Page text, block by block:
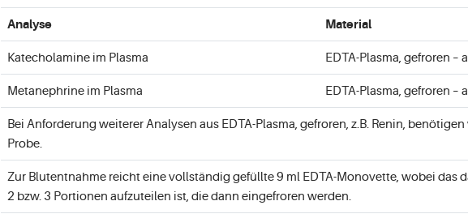
Analyse Material
Katecholamine im Plasma EDTA-Plasma, gefroren –
Metanephrine im Plasma EDTA-Plasma, gefroren –
Bei Anforderung weiterer Analysen aus EDTA-Plasma, gefroren, z.B. Renin,
Probe.
Zur Blutentnahme reicht eine vollständig gefüllte 9 ml EDTA-Monovette, wobei das
2 bzw. 3 Portionen aufzuteilen ist, die dann eingefroren werden.